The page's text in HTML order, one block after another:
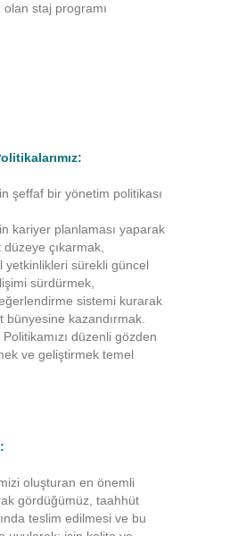
staj programı
şeffaf bir yönetim politikası
kariyer planlaması yaparak
çıkarmak,
yetkinlikleri sürekli güncel
sürdürmek,
sistemi kurarak
bünyesine kazandırmak.
düzenli gözden
ve geliştirmek temel
oluşturan en önemli
gördüğümüz, taahhüt
teslim edilmesi ve bu